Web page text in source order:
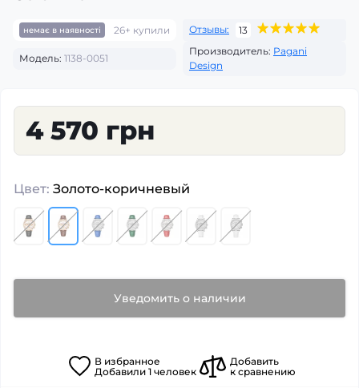
немає в наявності 26+ купили Отзывы: 13
Модель: 1138-0051
Производитель: Pagani
Design
4 570 грн
Цвет: Золото-коричневый
Уведомить о наличии
В избранное
Добавили 1человек
Добавить
к сравнению